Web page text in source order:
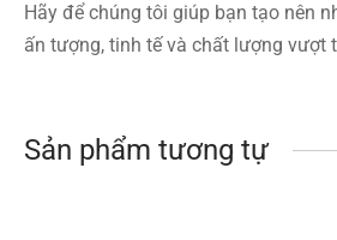
Hãy để chúng tôi giúp bạn tạo nên
ấn tượng, tinh tế và chất lượng vượt
Sản phẩm tương tự